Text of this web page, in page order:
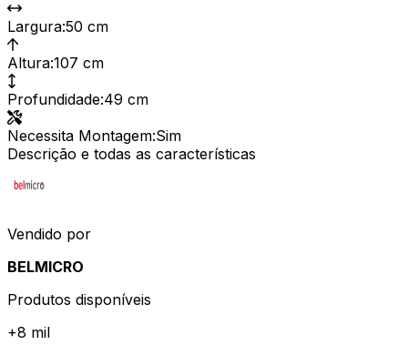
Largura:50 cm
Altura:107 cm
Profundidade:49 cm
Necessita Montagem:Sim
Descrição e todas as características
Vendido por
BELMICRO
Produtos disponíveis
+8 mil